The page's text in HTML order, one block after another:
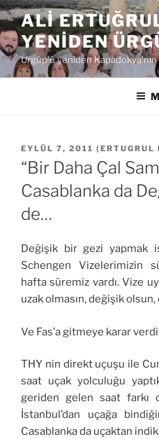
İçeriğe
geç ALI
YENIDEN
Ürgüp'ü yeniden Kapadokya'nın
YAYIM
TARIHI
EYLÜL 7, 2011 ( ERTUGRUL
“Bir Daha Çal
Casablanka da
de…
Değişik bir gezi yapmak
Schengen Vizelerimizin
hafta süremiz vardı. Vize
uzak olmasın, değişik olsun,
Ve Fas’a gitmeye karar
THY nin direkt uçuşu ile
saat uçak yolculuğu
geriden gelen saat farkı
İstanbul’dan uçağa
Casablanka da uçaktan